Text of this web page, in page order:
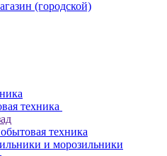
(городской)
техника
техника
и морозильники